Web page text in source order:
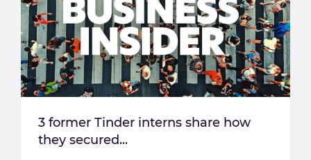
3 former Tinder interns share how
they secured...